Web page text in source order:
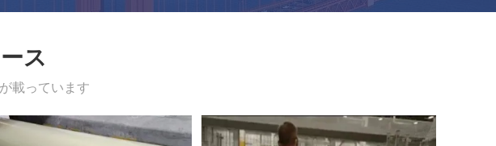
ス
載っています